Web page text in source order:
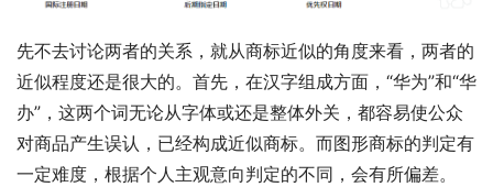
先不去讨论两者的关系，就从商标近似的角度来看，两者的
近似程度还是很大的。首先，在汉字组成方面，“华为”和“华
办”，这两个词无论从字体或还是整体外关，都容易使公众
对商品产生误认，已经构成近似商标。而图形商标的判定有
一定难度，根据个人主观意向判定的不同，会有所偏差。